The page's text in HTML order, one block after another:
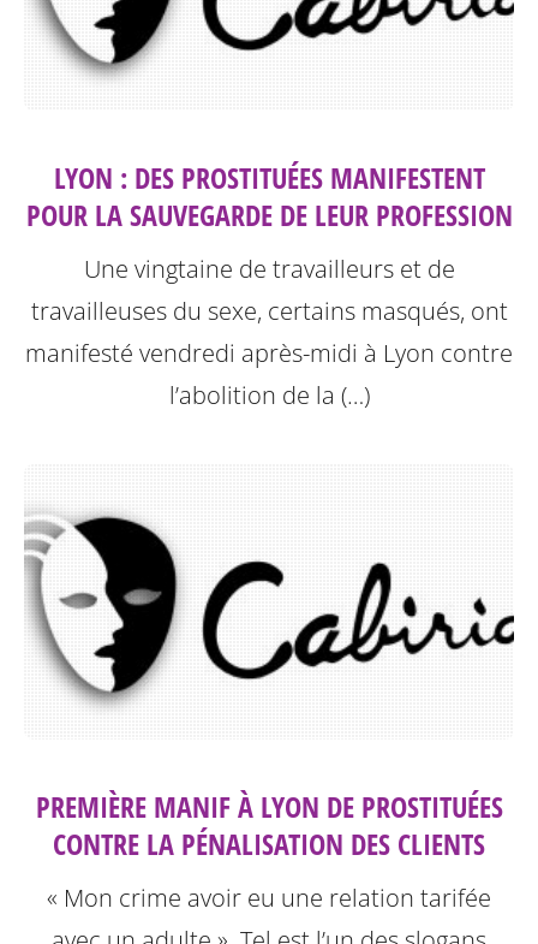
LYON : DES PROSTITUÉES MANIFESTENT
POUR LA SAUVEGARDE DE LEUR PROFESSION
Une vingtaine de travailleurs et de
travailleuses du sexe, certains masqués, ont
manifesté vendredi après-midi à Lyon contre
l’abolition de la (…)
PREMIÈRE MANIF À LYON DE PROSTITUÉES
CONTRE LA PÉNALISATION DES CLIENTS
« Mon crime avoir eu une relation tarifée